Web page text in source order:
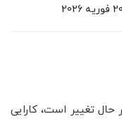
20 فوریه 2026
تغییر است، کارایی